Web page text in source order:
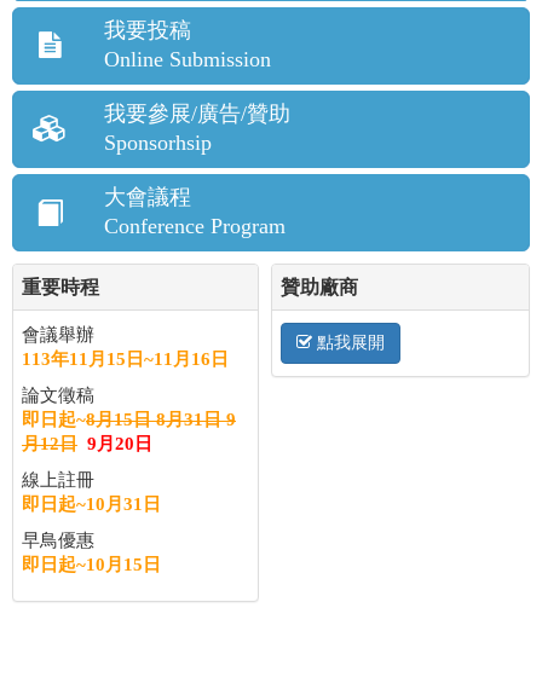
我要投稿
Online Submission
我要參展/廣告/贊助
Sponsorhsip
大會議程
Conference Program
重要時程
會議舉辦
113年11月15日~11月16日
論文徵稿
即日起~8月15日8月31日 9
月12日 9月20日
線上註冊
即日起~10月31日
早鳥優惠
即日起~10月15日
贊助廠商
點我展開